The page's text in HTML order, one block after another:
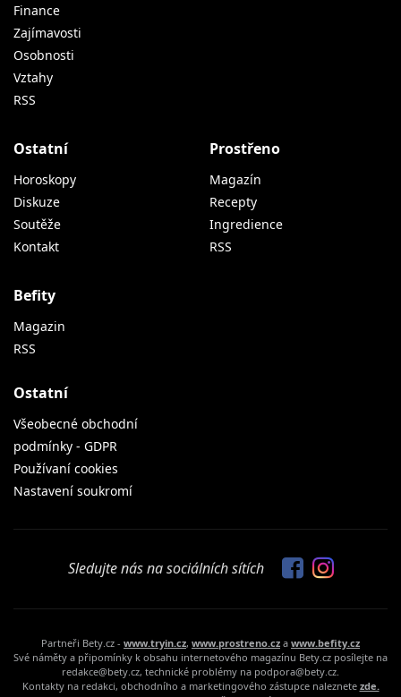
Finance
Zajímavosti
Osobnosti
Vztahy
RSS
Ostatní
Horoskopy
Diskuze
Soutěže
Kontakt
Prostřeno
Magazín
Recepty
Ingredience
RSS
Befity
Magazin
RSS
Ostatní
Všeobecné obchodní
podmínky - GDPR
Používaní cookies
Nastavení soukromí
Sledujte nás na sociálních sítích
Partneři Bety.cz - www.tryin.cz, www.prostreno.cz a www.befity.cz
Své náměty a připomínky k obsahu internetového magazínu Bety.cz posílejte na
redakce@bety.cz, technické problémy na podpora@bety.cz.
Kontakty na redakci, obchodního a marketingového zástupce naleznete zde.